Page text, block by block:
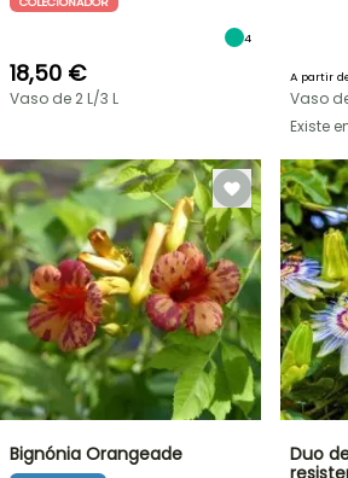
4
18,50 €
Vaso de 2 L/3 L
A partir
Vaso
Existe
Bignónia Orangeade
Duo